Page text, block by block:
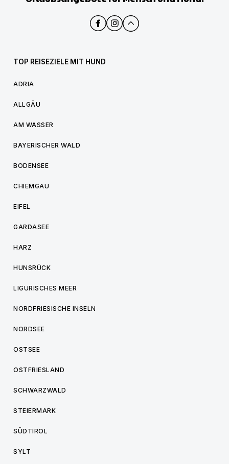
TOP REISEZIELE MIT HUND
ADRIA
ALLGÄU
AM WASSER
BAYERISCHER WALD
BODENSEE
CHIEMGAU
EIFEL
GARDASEE
HARZ
HUNSRÜCK
LIGURISCHES MEER
NORDFRIESISCHE INSELN
NORDSEE
OSTSEE
OSTFRIESLAND
SCHWARZWALD
STEIERMARK
SÜDTIROL
SYLT